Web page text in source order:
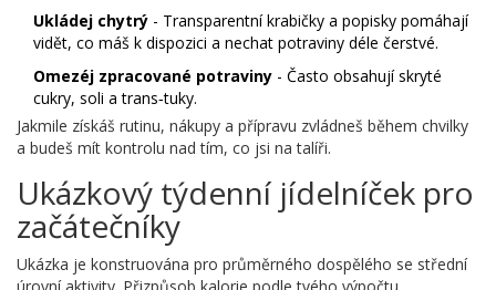
Ukládej chytrý - Transparentní krabičky a popisky pomáhají
vidět, co máš k dispozici a nechat potraviny déle čerstvé.
Omezéj zpracované potraviny - Často obsahují skryté
cukry, soli a trans‑tuky.
Jakmile získáš rutinu, nákupy a přípravu zvládneš během chvilky
a budeš mít kontrolu nad tím, co jsi na talíři.
Ukázkový týdenní jídelníček pro
začátečníky
Ukázka je konstruována pro průměrného dospělého se střední